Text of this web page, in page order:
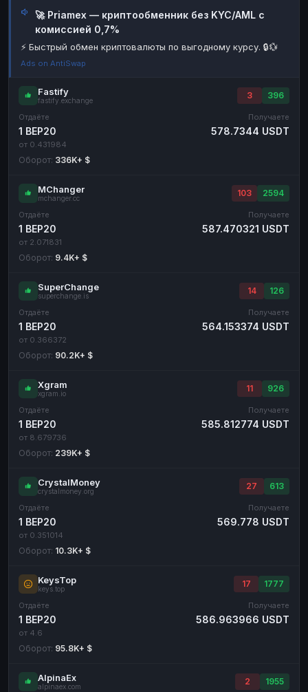
Наличные RUB
Наличные
Наличные
🚀 Priamex — криптообменник без KYC/AML с
комиссией 0,7%
⚡ Быстрый обмен криптовалюты по выгодному курсу. 🔒💱
Ads on AntiSwap
Fastify
fastify.exchange
3 396
Отдаёте
1 BEP20
от 0.431984
Получаете
578.7344 USDT
Оборот: 336K+ $
MChanger
mchanger.cc
103 2594
Отдаёте
1 BEP20
от 2.071831
Получаете
587.470321 USDT
Оборот: 9.4K+ $
SuperChange
superchange.is
14 126
Отдаёте
1 BEP20
от 0.366372
Получаете
564.153374 USDT
Оборот: 90.2K+ $
Xgram
xgram.io
11 926
Отдаёте
1 BEP20
от 8.679736
Получаете
585.812774 USDT
Оборот: 239K+ $
CrystalMoney
crystalmoney.org
27 613
Отдаёте
1 BEP20
от 0.351014
Получаете
569.778 USDT
Оборот: 10.3K+ $
KeysTop
keys.top
17 1777
Отдаёте
1 BEP20
от 4.6
Получаете
586.963966 USDT
Оборот: 95.8K+ $
AlpinaEx
alpinaex.com
2 1955